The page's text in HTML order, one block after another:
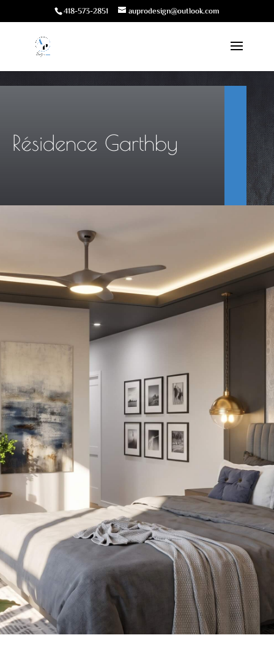
418-573-2851 auprodesign@outlook.com
Résidence Garthby